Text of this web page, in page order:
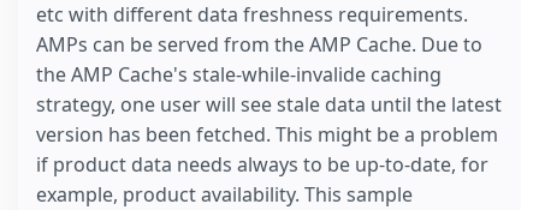
etc with different data freshness requirements.
AMPs can be served from the AMP Cache. Due to
the AMP Cache's stale-while-invalide caching
strategy, one user will see stale data until the latest
version has been fetched. This might be a problem
if product data needs always to be up-to-date, for
example, product availability. This sample